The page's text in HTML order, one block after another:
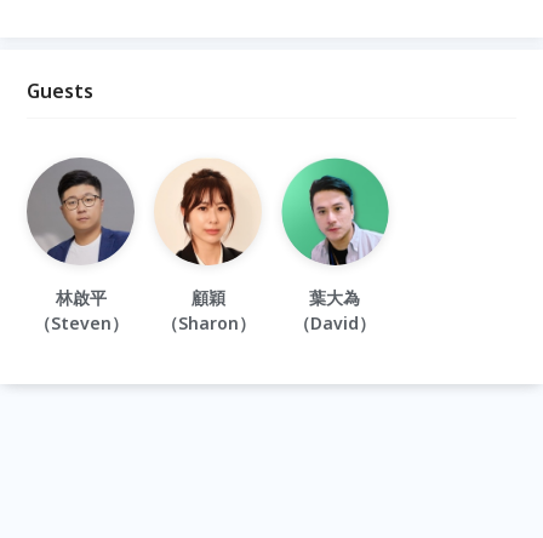
Guests
林啟平
（Steven）
顧穎
（Sharon）
葉大為
（David）